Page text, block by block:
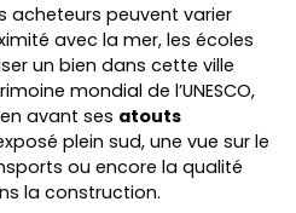
acheteurs peuvent varier
avec la mer, les écoles
un bien dans cette ville
mondial de l’UNESCO,
avant ses atouts
plein sud, une vue sur le
ou encore la qualité
la construction.